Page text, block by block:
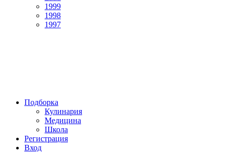
1999
1998
1997
Подборка
Кулинария
Медицина
Школа
Регистрация
Вход